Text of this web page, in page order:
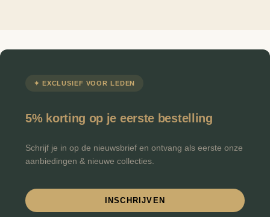
✦ EXCLUSIEF VOOR LEDEN
5% korting op je eerste bestelling
Schrijf je in op de nieuwsbrief en ontvang als eerste onze
aanbiedingen & nieuwe collecties.
INSCHRIJVEN